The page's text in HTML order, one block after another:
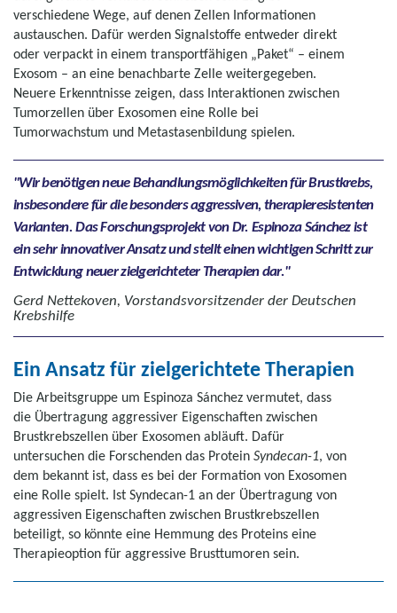
verschiedene Wege, auf denen Zellen Informationen
austauschen. Dafür werden Signalstoffe entweder direkt
oder verpackt in einem transportfähigen „Paket“ – einem
Exosom – an eine benachbarte Zelle weitergegeben.
Neuere Erkenntnisse zeigen, dass Interaktionen zwischen
Tumorzellen über Exosomen eine Rolle bei
Tumorwachstum und Metastasenbildung spielen.
Wir benötigen neue Behandlungsmöglichkeiten für Brustkrebs,
insbesondere für die besonders aggressiven, therapieresistenten
Varianten. Das Forschungsprojekt von Dr. Espinoza Sánchez ist
ein sehr innovativer Ansatz und stellt einen wichtigen Schritt zur
Entwicklung neuer zielgerichteter Therapien dar.
Gerd Nettekoven, Vorstandsvorsitzender der Deutschen
Krebshilfe
Ein Ansatz für zielgerichtete Therapien
Die Arbeitsgruppe um Espinoza Sánchez vermutet, dass
die Übertragung aggressiver Eigenschaften zwischen
Brustkrebszellen über Exosomen abläuft. Dafür
untersuchen die Forschenden das Protein Syndecan-1, von
dem bekannt ist, dass es bei der Formation von Exosomen
eine Rolle spielt. Ist Syndecan-1 an der Übertragung von
aggressiven Eigenschaften zwischen Brustkrebszellen
beteiligt, so könnte eine Hemmung des Proteins eine
Therapieoption für aggressive Brusttumoren sein.